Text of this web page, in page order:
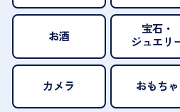
お酒
宝石・
ジュエリ
カメラ おもちゃ